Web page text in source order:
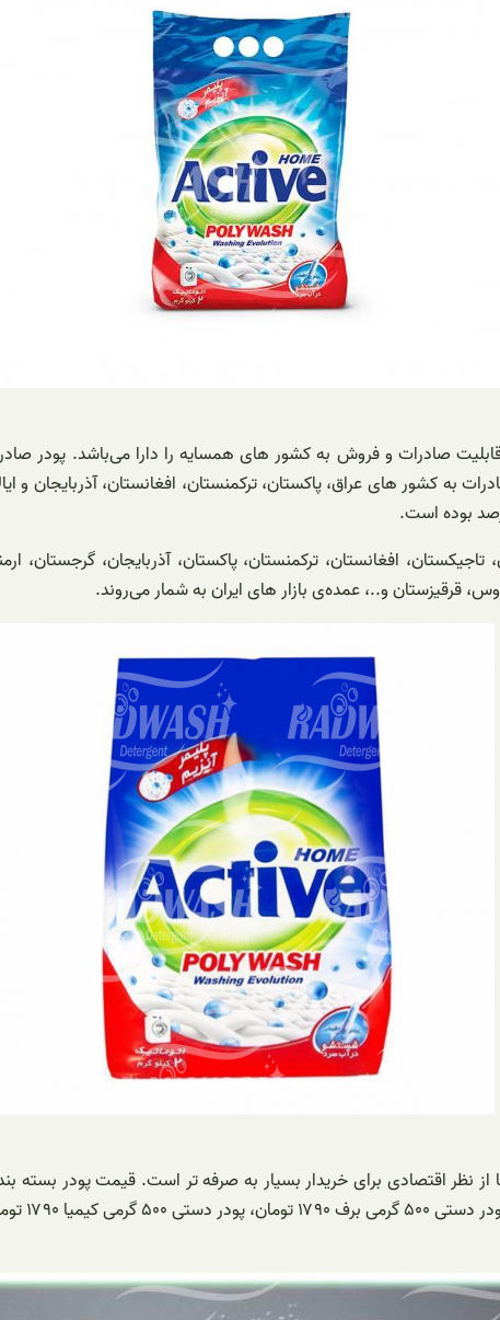
کشور‌ های عراق، پاکستان، ترکمنستان، افغانستان، آذربایجان و
افغانستان، ترکمنستان، پاکستان، آذربایجان،
قرقیزستان و..، عمده‌ی بازار‌ های ایران به شمار می‌روند.
نظر اقتصادی برای خریدار بسیار به صرفه تر است. قیمت پودر بسته